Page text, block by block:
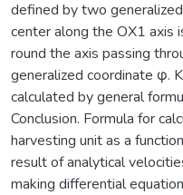
defined by two
center along the OХ1 axis
round the axis passing
generalized coordinate φ.
calculated by general
Conclusion. Formula for
harvesting unit as a
result of analytical
making differential